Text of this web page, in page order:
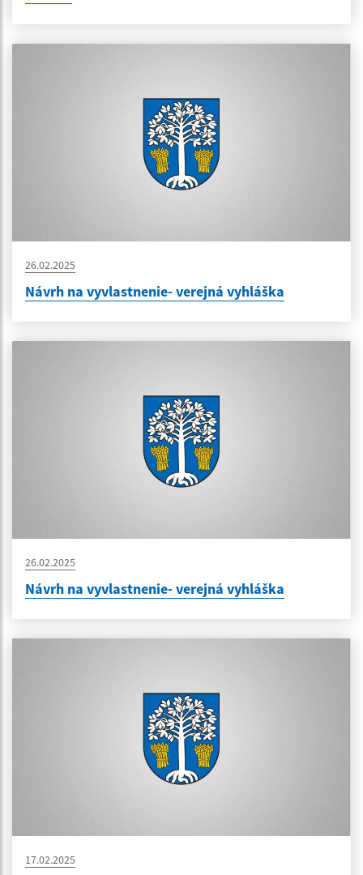
26.02.2025
Návrh na vyvlastnenie- verejná vyhláška
26.02.2025
Návrh na vyvlastnenie- verejná vyhláška
17.02.2025